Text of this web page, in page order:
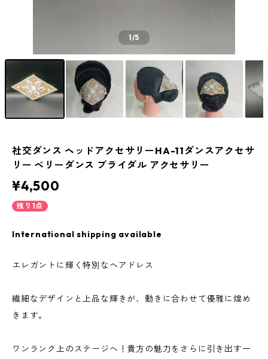
1/5
社交ダンス ヘッドアクセサリーHA-11ダンスアクセサ
リー ベリーダンス ブライダル アクセサリー
¥4,500
残り1点
International shipping available
エレガントに輝く特別なヘアドレス
繊細なデザインと上品な輝きが、動きに合わせて優雅に煌め
きます。
ワンランク上のステージへ！貴方の魅力をさらに引き出す一